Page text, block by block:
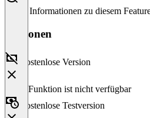
Keine Informationen zu diesem
Versionen
Kostenlose Version
Diese Funktion ist nicht verfügbar
Kostenlose Testversion